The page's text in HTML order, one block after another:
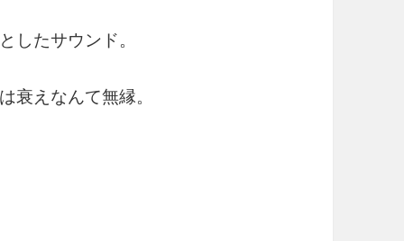
したサウンド。
衰えなんて無縁。